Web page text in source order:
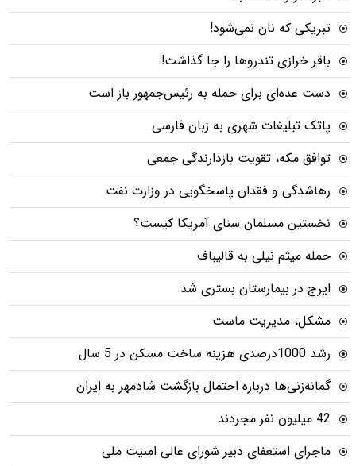
تبریکی که نان نمی‌شود!
باقر خرازی تندروها را جا گذاشت!
دست عده‌ای برای حمله به رئیس‌جمهور باز است
پاتک تبلیغات شهری به زبان فارسی
توافق مکه، تقویت بازدارندگی جمعی
رهاشدگی و فقدان پاسخگویی در وزارت نفت
نخستین مسلمان سنای آمریکا کیست؟
حمله میثم نیلی به قالیباف
ایرج در بیمارستان بستری شد
مشکل، مدیریت ماست
رشد 1000درصدی هزینه ساخت مسکن در 5 سال
گمانه‌زنی‌ها درباره احتمال بازگشت شادمهر به ایران
42 میلیون نفر مجردند
ماجرای استعفای دبیر شورای عالی امنیت ملی